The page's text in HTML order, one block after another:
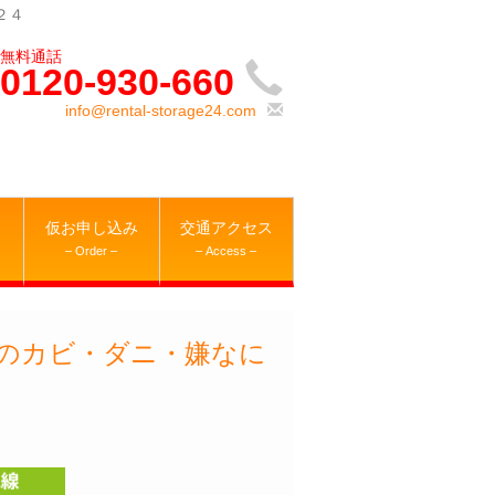
４
0120-930-660
info@rental-storage24.com
仮お申し込み
– Order –
交通アクセス
– Access –
カビ・ダニ・嫌なに